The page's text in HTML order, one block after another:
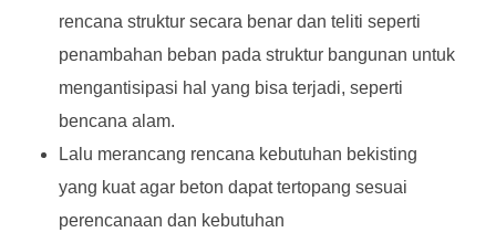
rencana struktur secara benar dan teliti seperti
penambahan beban pada struktur bangunan untuk
mengantisipasi hal yang bisa terjadi, seperti
bencana alam.
Lalu merancang rencana kebutuhan bekisting
yang kuat agar beton dapat tertopang sesuai
perencanaan dan kebutuhan